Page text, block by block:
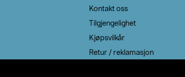
Kontakt oss
Tilgjengelighet
Kjøpsvilkår
Retur / reklamasjon